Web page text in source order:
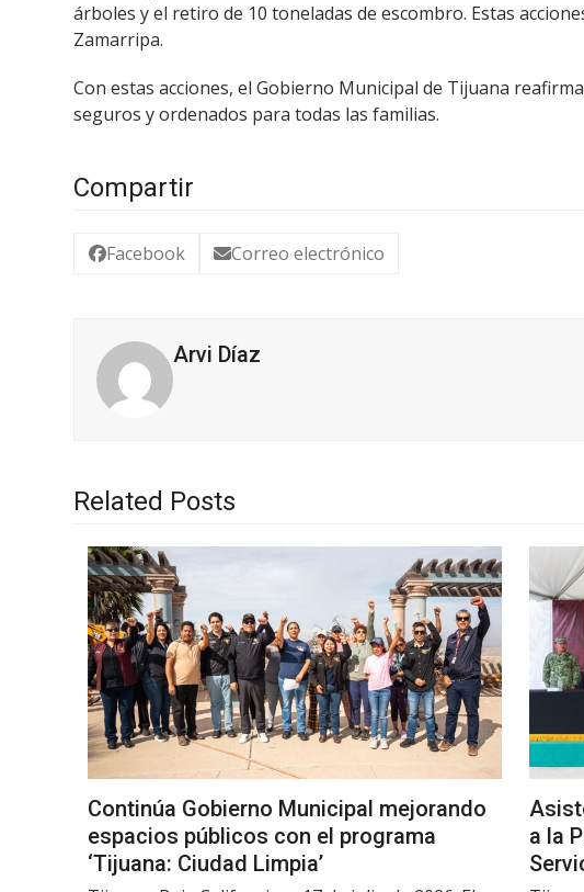
árboles y el retiro de 10 toneladas de escombro. Estas
Zamarripa.
Con estas acciones, el Gobierno Municipal de Tijuana
seguros y ordenados para todas las familias.
Compartir
Facebook Correo electrónico
Arvi Díaz
Related Posts
Continúa Gobierno Municipal mejorando
espacios públicos con el programa
‘Tijuana: Ciudad Limpia’
a la